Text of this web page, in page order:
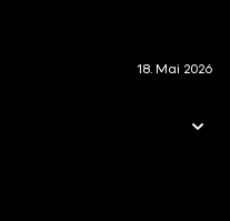
18. Mai 2026